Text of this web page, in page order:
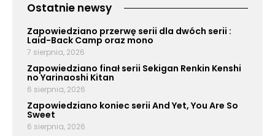
Ostatnie newsy
Zapowiedziano przerwę serii dla dwóch serii :
Laid-Back Camp oraz mono
7 sierpnia, 2026
Zapowiedziano finał serii Sekigan Renkin Kenshi
no Yarinaoshi Kitan
6 sierpnia, 2026
Zapowiedziano koniec serii And Yet, You Are So
Sweet
6 sierpnia, 2026